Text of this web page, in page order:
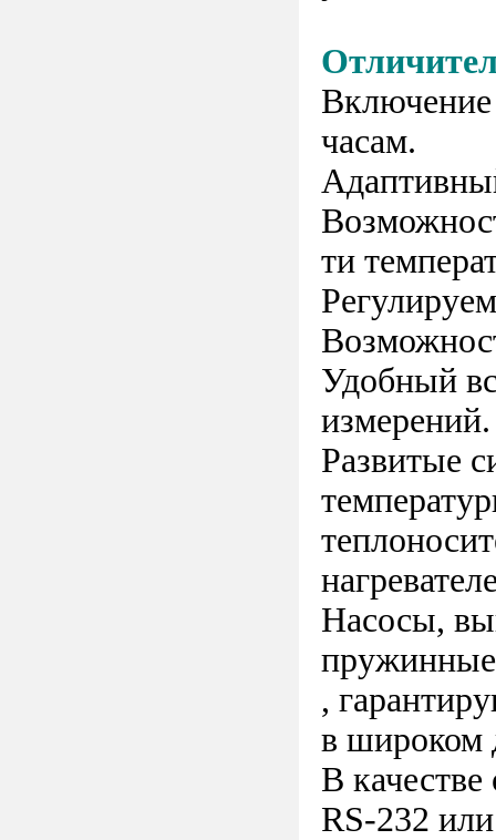
Включение
часам.
ти
Удобный
измерений.
Развитые
Насосы,
пружинные
,
в широком
В
RS-232